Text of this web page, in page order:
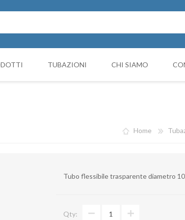
TUBAZIONI
Curve
Giunto Antivibrante
CHI SIAMO
Home
Tubo flessibile trasparente diametro
Qty: